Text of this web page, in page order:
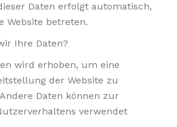
Daten erfolgt automatisch,
Website betreten.
Ihre Daten?
wird erhoben, um eine
der Website zu
Daten können zur
verwendet